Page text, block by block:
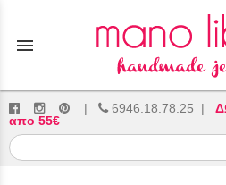
menu
| 6946.18.78.25 |
απο 55€